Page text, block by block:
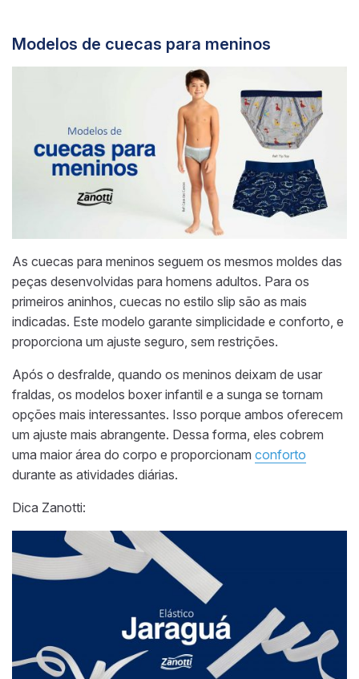
Modelos de cuecas para meninos
As cuecas para meninos seguem os mesmos moldes das
peças desenvolvidas para homens adultos. Para os
primeiros aninhos, cuecas no estilo slip são as mais
indicadas. Este modelo garante simplicidade e conforto, e
proporciona um ajuste seguro, sem restrições.
Após o desfralde, quando os meninos deixam de usar
fraldas, os modelos boxer infantil e a sunga se tornam
opções mais interessantes. Isso porque ambos oferecem
um ajuste mais abrangente. Dessa forma, eles cobrem
uma maior área do corpo e proporcionam conforto
durante as atividades diárias.
Dica Zanotti: